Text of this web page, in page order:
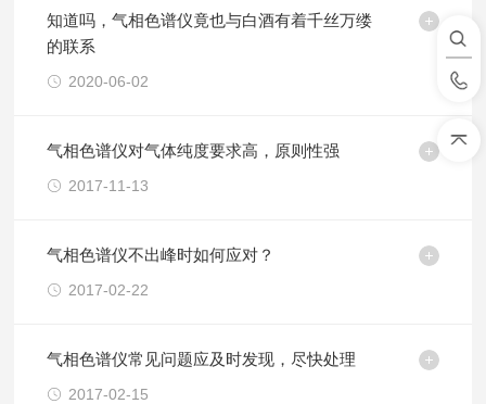
知道吗，气相色谱仪竟也与白酒有着千丝万缕
的联系
2020-06-02
气相色谱仪对气体纯度要求高，原则性强
2017-11-13
气相色谱仪不出峰时如何应对？
2017-02-22
气相色谱仪常见问题应及时发现，尽快处理
2017-02-15